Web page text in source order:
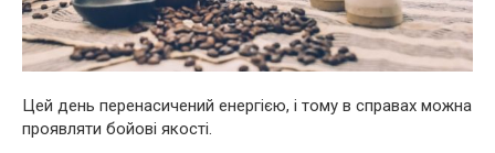
Цей день перенасичений енергією, і тому в справах можна
проявляти бойові якості.